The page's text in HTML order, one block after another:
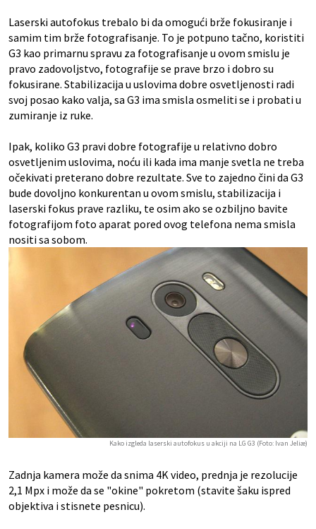
Laserski autofokus trebalo bi da omogući brže fokusiranje i
samim tim brže fotografisanje. To je potpuno tačno, koristiti
G3 kao primarnu spravu za fotografisanje u ovom smislu je
pravo zadovoljstvo, fotografije se prave brzo i dobro su
fokusirane. Stabilizacija u uslovima dobre osvetljenosti radi
svoj posao kako valja, sa G3 ima smisla osmeliti se i probati u
zumiranje iz ruke.
Ipak, koliko G3 pravi dobre fotografije u relativno dobro
osvetljenim uslovima, noću ili kada ima manje svetla ne treba
očekivati preterano dobre rezultate. Sve to zajedno čini da G3
bude dovoljno konkurentan u ovom smislu, stabilizacija i
laserski fokus prave razliku, te osim ako se ozbiljno bavite
fotografijom foto aparat pored ovog telefona nema smisla
nositi sa sobom.
Kako izgleda laserski autofokus u akciji na LG G3 (Foto: Ivan Jeliæ)
Zadnja kamera može da snima 4K video, prednja je rezolucije
2,1 Mpx i može da se "okine" pokretom (stavite šaku ispred
objektiva i stisnete pesnicu).